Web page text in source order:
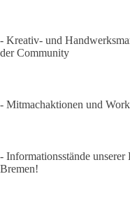
- Kreativ- und
der Community
- Mitmachaktionen und
- Informationsstände
Bremen!